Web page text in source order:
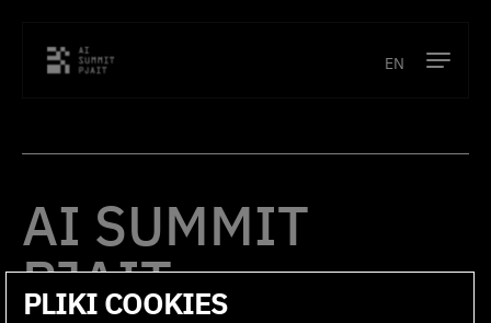
Lokalizacja
Partnerzy
EN
AI SUMMIT
PJAIT
PLIKI COOKIES